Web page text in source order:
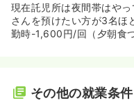
現在託児所は夜間帯はや
さんを預けたい方が3名ほ
勤時-1,600円/回（夕朝食
その他の就業条件